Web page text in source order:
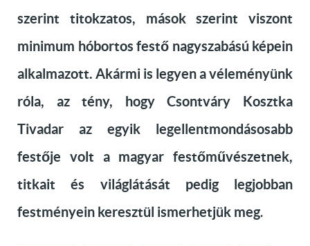
szerint titokzatos, mások szerint viszont
minimum hóbortos festő nagyszabású képein
alkalmazott. Akármi is legyen a véleményünk
róla, az tény, hogy Csontváry Kosztka
Tivadar az egyik legellentmondásosabb
festője volt a magyar festőművészetnek,
titkait és világlátását pedig legjobban
festményein keresztül ismerhetjük meg.